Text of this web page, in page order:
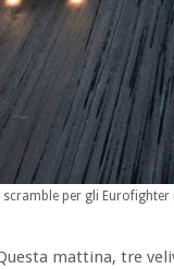
scramble per gli
mattina, tre